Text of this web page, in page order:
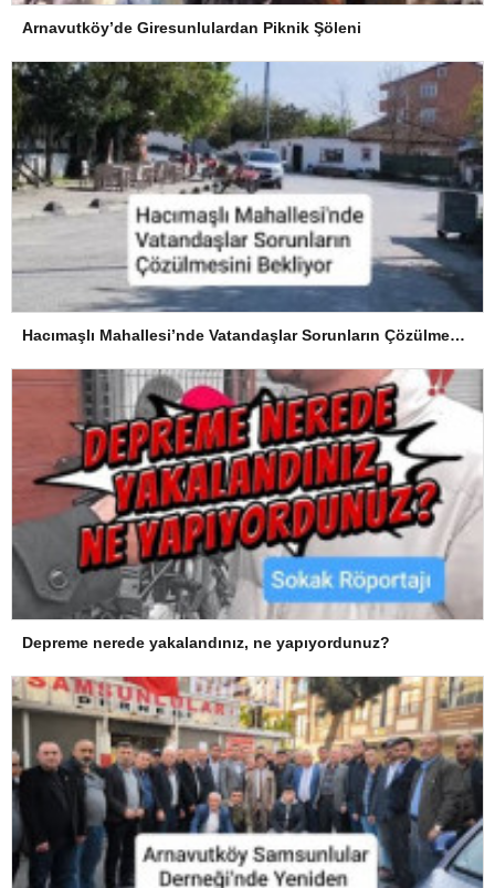
Arnavutköy’de Giresunlulardan Piknik Şöleni
Hacımaşlı Mahallesi’nde Vatandaşlar Sorunların Çözülmesini Bekliyor
Depreme nerede yakalandınız, ne yapıyordunuz?